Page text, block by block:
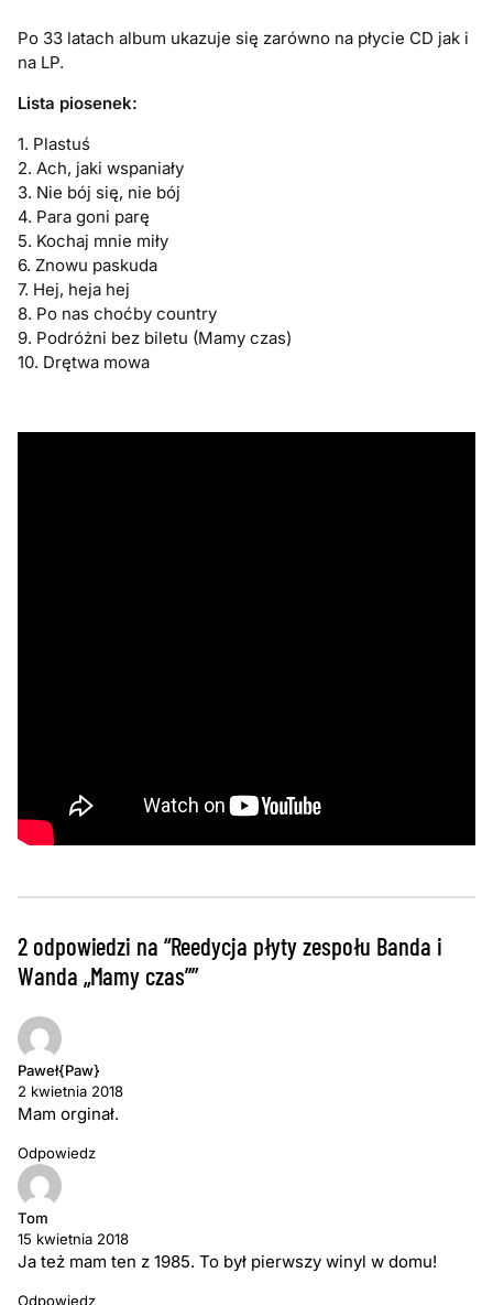
Po 33 latach album ukazuje się zarówno na płycie CD jak i
na LP.
Lista piosenek:
1. Plastuś
2. Ach, jaki wspaniały
3. Nie bój się, nie bój
4. Para goni parę
5. Kochaj mnie miły
6. Znowu paskuda
7. Hej, heja hej
8. Po nas choćby country
9. Podróżni bez biletu (Mamy czas)
10. Drętwa mowa
2 odpowiedzi na “Reedycja płyty zespołu Banda i
Wanda „Mamy czas””
Paweł{Paw}
2 kwietnia 2018
Mam orginał.
Odpowiedz
Tom
15 kwietnia 2018
Ja też mam ten z 1985. To był pierwszy winyl w domu!
Odpowiedz